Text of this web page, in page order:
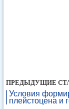
ПРЕДЫДУЩИЕ
Условия
плейстоцена и